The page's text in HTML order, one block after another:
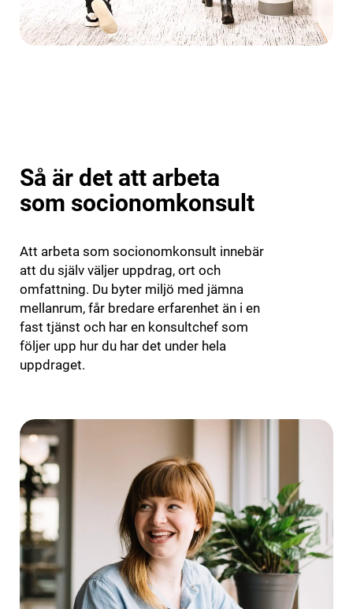
Så är det att arbeta
som socionomkonsult
Att arbeta som socionomkonsult innebär
att du själv väljer uppdrag, ort och
omfattning. Du byter miljö med jämna
mellanrum, får bredare erfarenhet än i en
fast tjänst och har en konsultchef som
följer upp hur du har det under hela
uppdraget.